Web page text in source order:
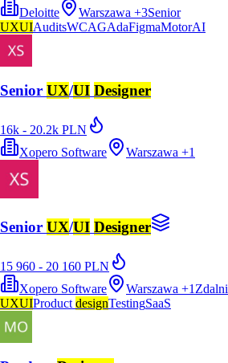
Deloitte Warszawa +3Senior
UXUIAuditsWCAGAdaFigmaMotorAI
Senior UX/UI Designer
16k - 20.2k PLN
Xopero Software
Warszawa +1
Senior UX/UI Designer
15 960 - 20 160 PLN
Xopero Software
Warszawa +1
UXUIProduct designTestingSaaS